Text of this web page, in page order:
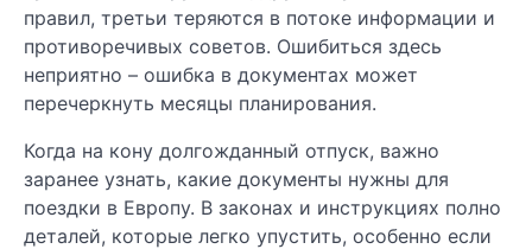
правил, третьи теряются в потоке информации и
противоречивых советов. Ошибиться здесь
неприятно – ошибка в документах может
перечеркнуть месяцы планирования.
Когда на кону долгожданный отпуск, важно
заранее узнать, какие документы нужны для
поездки в Европу. В законах и инструкциях полно
деталей, которые легко упустить, особенно если